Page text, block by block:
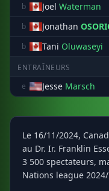
b Joel Waterman
b Jonathan
b Tani Oluwaseyi
ENTRAÎNEURS
e
Jesse Marsch
Le 16/11/2024,
au Dr. Ir. Franklin
3 500 spectateurs,
Nations league